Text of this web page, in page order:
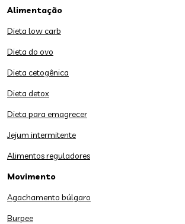
Alimentação
Dieta low carb
Dieta do ovo
Dieta cetogênica
Dieta detox
Dieta para emagrecer
Jejum intermitente
Alimentos reguladores
Movimento
Agachamento búlgaro
Burpee